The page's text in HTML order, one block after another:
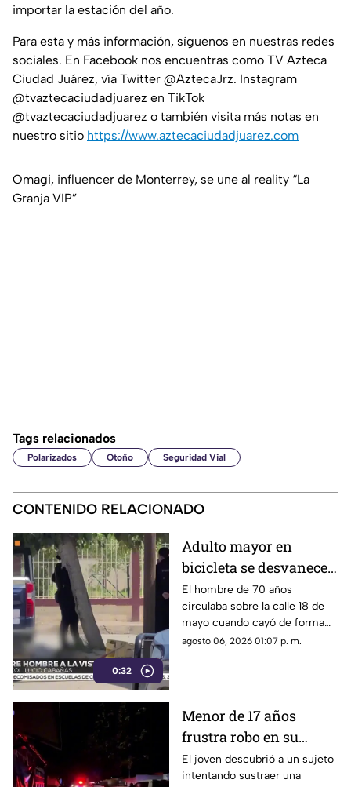
importar la estación del año.
Para esta y más información, síguenos en nuestras redes
sociales. En Facebook nos encuentras como TV Azteca
Ciudad Juárez, vía Twitter @AztecaJrz. Instagram
@tvaztecaciudadjuarez en TikTok
@tvaztecaciudadjuarez o también visita más notas en
nuestro sitio https://www.aztecaciudadjuarez.com
Omagi, influencer de Monterrey, se une al reality “La
Granja VIP”
Tags relacionados
Polarizados Otoño Seguridad Vial
CONTENIDO RELACIONADO
0:32
Adulto mayor en
bicicleta se desvanece y
pierde la vida en la
colonia Lucio Cabañas
El hombre de 70 años
circulaba sobre la calle 18 de
mayo cuando cayó de forma
repentina; paramédicos
agosto 06, 2026 01:07 p. m.
Menor de 17 años
frustra robo en su
domicilio de
Cuauhtémoc; resulta
El joven descubrió a un sujeto
intentando sustraer una